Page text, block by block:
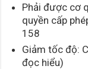
Phải được cơ
quyền cấp
158
Giảm tốc độ:
đọc hiểu)